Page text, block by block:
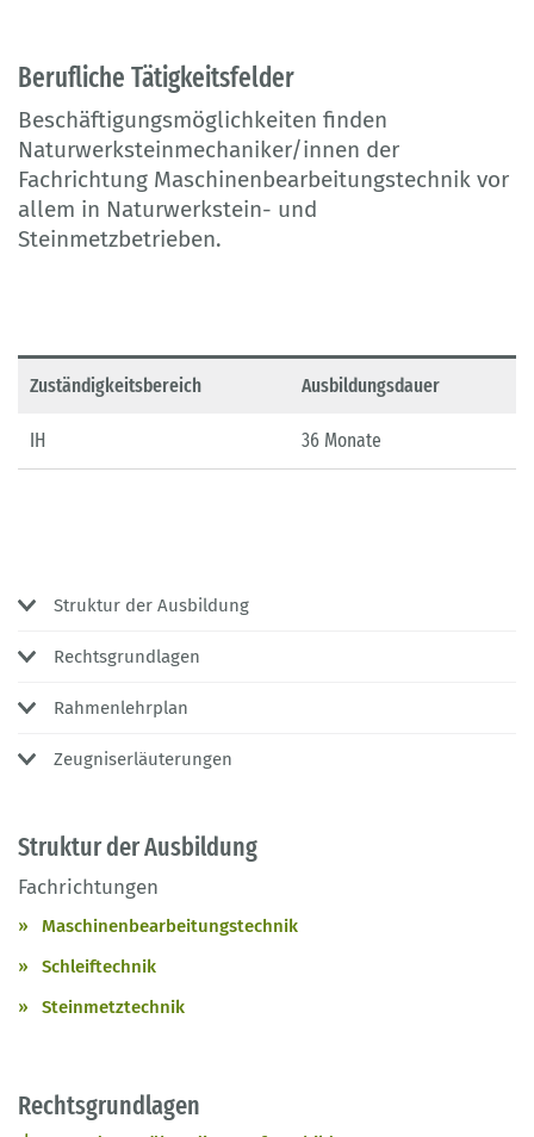
Berufliche Tätigkeitsfelder
Beschäftigungsmöglichkeiten finden
Naturwerksteinmechaniker/innen der
Fachrichtung Maschinenbearbeitungstechnik vor
allem in Naturwerkstein- und
Steinmetzbetrieben.
Zuständigkeitsbereich Ausbildungsdauer
IH 36 Monate
Struktur der Ausbildung
Rechtsgrundlagen
Rahmenlehrplan
Zeugniserläuterungen
Struktur der Ausbildung
Fachrichtungen
Maschinenbearbeitungstechnik
Schleiftechnik
Steinmetztechnik
Rechtsgrundlagen